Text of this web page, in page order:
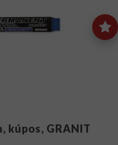
kúpos, GRANIT